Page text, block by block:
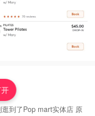
到了Pop mart实体店 原